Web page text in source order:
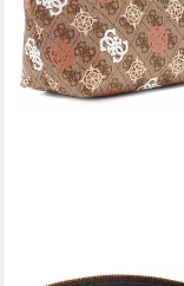
GUESS